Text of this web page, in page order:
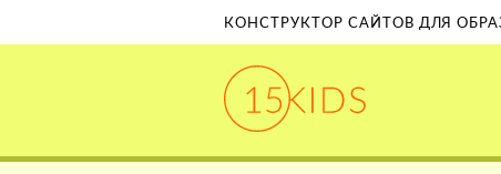
КОНСТРУКТОР САЙТОВ ДЛЯ